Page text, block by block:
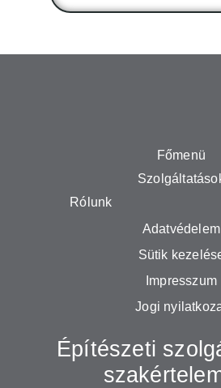
Főmenü
Rólunk
Adatvédelem
Sütik
Impresszum
Jogi
Építészeti